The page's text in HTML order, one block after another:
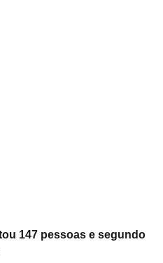
147 pessoas e segundo